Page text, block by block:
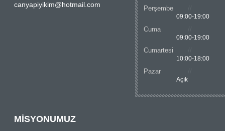
canyapiyikim@hotmail.com
Perşembe
09:00-19:00
Cuma
09:00-19:00
Cumartesi
10:00-18:00
Pazar
Açık
MİSYONUMUZ